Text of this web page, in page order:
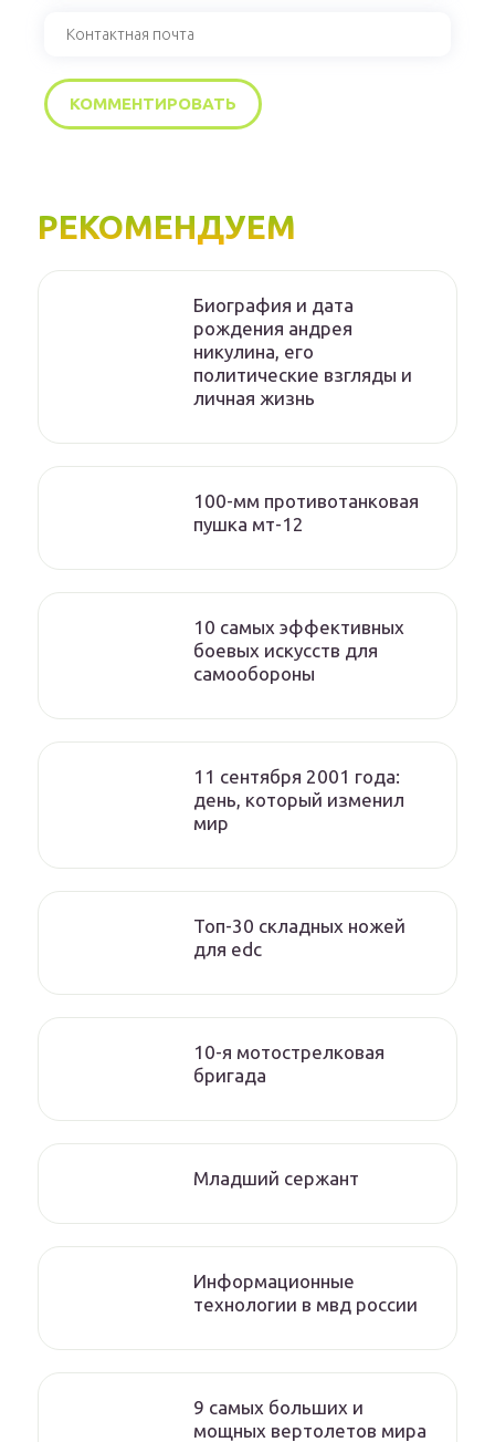
РЕКОМЕНДУЕМ
Биография и дата
рождения андрея
никулина, его
политические взгляды и
личная жизнь
100-мм противотанковая
пушка мт-12
10 самых эффективных
боевых искусств для
самообороны
11 сентября 2001 года:
день, который изменил
мир
Топ-30 складных ножей
для edc
10-я мотострелковая
бригада
Младший сержант
Информационные
технологии в мвд россии
9 самых больших и
мощных вертолетов мира